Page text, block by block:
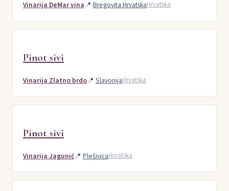
Vinarija DeMar vina📍 Bregovita HrvatskaHrvatska
Pinot sivi
Vinarija Zlatno brdo📍 SlavonijaHrvatska
Pinot sivi
Vinarija Jagunić📍 PlešivicaHrvatska